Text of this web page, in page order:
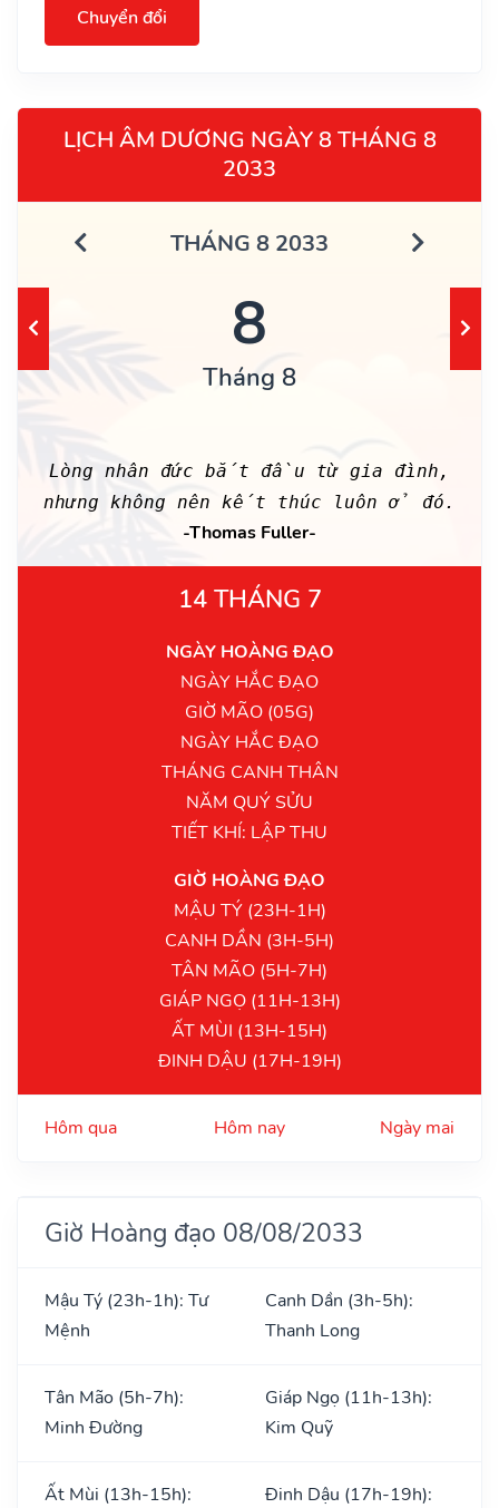
Chuyển đổi
LỊCH ÂM DƯƠNG NGÀY 8 THÁNG 8
2033
THÁNG 8 2033
8
Tháng 8
Lòng nhân đức bắt đầu từ gia đình,
nhưng không nên kết thúc luôn ở đó.
-Thomas Fuller-
14 THÁNG 7
NGÀY HOÀNG ĐẠO
NGÀY HẮC ĐẠO
GIỜ MÃO (05G)
NGÀY HẮC ĐẠO
THÁNG CANH THÂN
NĂM QUÝ SỬU
TIẾT KHÍ: LẬP THU
GIỜ HOÀNG ĐẠO
MẬU TÝ (23H-1H)
CANH DẦN (3H-5H)
TÂN MÃO (5H-7H)
GIÁP NGỌ (11H-13H)
ẤT MÙI (13H-15H)
ĐINH DẬU (17H-19H)
Hôm qua Hôm nay Ngày mai
Giờ Hoàng đạo 08/08/2033
Mậu Tý (23h-1h): Tư
Mệnh
Canh Dần (3h-5h):
Thanh Long
Tân Mão (5h-7h):
Minh Đường
Giáp Ngọ (11h-13h):
Kim Quỹ
Ất Mùi (13h-15h):
Đinh Dậu (17h-19h):